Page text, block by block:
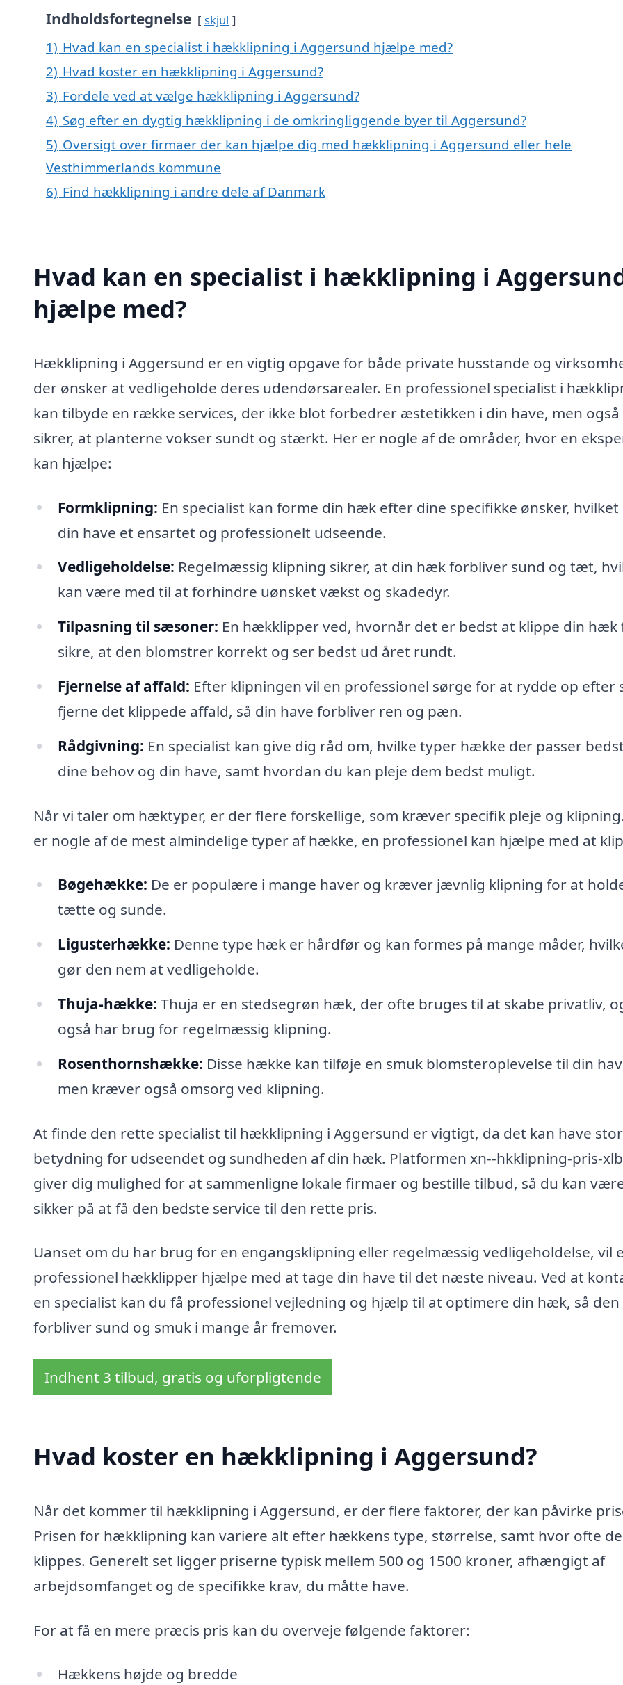
Indholdsfortegnelse skjul
1) Hvad kan en specialist i hækklipning i Aggersund hjælpe med?
2) Hvad koster en hækklipning i Aggersund?
3) Fordele ved at vælge hækklipning i Aggersund?
4) Søg efter en dygtig hækklipning i de omkringliggende byer til Aggersund?
5) Oversigt over firmaer der kan hjælpe dig med hækklipning i Aggersund eller hele
Vesthimmerlands kommune
6) Find hækklipning i andre dele af Danmark
Hvad kan en specialist i hækklipning i
hjælpe med?
Hækklipning i Aggersund er en vigtig opgave for både private husstande og
der ønsker at vedligeholde deres udendørsarealer. En professionel specialist i
kan tilbyde en række services, der ikke blot forbedrer æstetikken i din have, men også
sikrer, at planterne vokser sundt og stærkt. Her er nogle af de områder, hvor en
kan hjælpe:
Formklipning: En specialist kan forme din hæk efter dine specifikke ønsker,
din have et ensartet og professionelt udseende.
Vedligeholdelse: Regelmæssig klipning sikrer, at din hæk forbliver sund og tæt,
kan være med til at forhindre uønsket vækst og skadedyr.
Tilpasning til sæsoner: En hækklipper ved, hvornår det er bedst at klippe din hæk
sikre, at den blomstrer korrekt og ser bedst ud året rundt.
Fjernelse af affald: Efter klipningen vil en professionel sørge for at rydde op efter
fjerne det klippede affald, så din have forbliver ren og pæn.
Rådgivning: En specialist kan give dig råd om, hvilke typer hække der passer
dine behov og din have, samt hvordan du kan pleje dem bedst muligt.
Når vi taler om hæktyper, er der flere forskellige, som kræver specifik pleje og
er nogle af de mest almindelige typer af hække, en professionel kan hjælpe med at
Bøgehække: De er populære i mange haver og kræver jævnlig klipning for at
tætte og sunde.
Ligusterhække: Denne type hæk er hårdfør og kan formes på mange måder,
gør den nem at vedligeholde.
Thuja-hække: Thuja er en stedsegrøn hæk, der ofte bruges til at skabe privatliv,
også har brug for regelmæssig klipning.
Rosenthornshække: Disse hække kan tilføje en smuk blomsteroplevelse til din
men kræver også omsorg ved klipning.
At finde den rette specialist til hækklipning i Aggersund er vigtigt, da det kan have stor
betydning for udseendet og sundheden af din hæk. Platformen xn--hkklipning-pris-
giver dig mulighed for at sammenligne lokale firmaer og bestille tilbud, så du kan
sikker på at få den bedste service til den rette pris.
Uanset om du har brug for en engangsklipning eller regelmæssig vedligeholdelse, vil
professionel hækklipper hjælpe med at tage din have til det næste niveau. Ved at
en specialist kan du få professionel vejledning og hjælp til at optimere din hæk, så den
forbliver sund og smuk i mange år fremover.
Indhent 3 tilbud, gratis og uforpligtende
Hvad koster en hækklipning i Aggersund?
Når det kommer til hækklipning i Aggersund, er der flere faktorer, der kan påvirke
Prisen for hækklipning kan variere alt efter hækkens type, størrelse, samt hvor ofte
klippes. Generelt set ligger priserne typisk mellem 500 og 1500 kroner, afhængigt af
arbejdsomfanget og de specifikke krav, du måtte have.
For at få en mere præcis pris kan du overveje følgende faktorer:
Hækkens højde og bredde